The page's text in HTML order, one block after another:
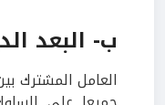
ب- البعد
العامل المشترك